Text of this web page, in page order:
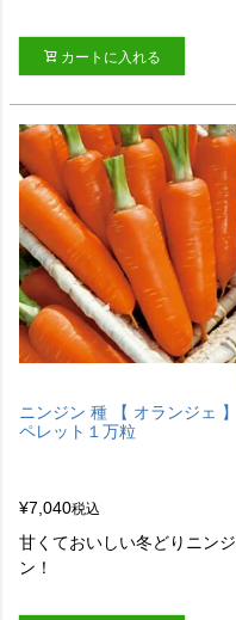
カートに入れる
ニンジン 種 【 オランジェ 】
ペレット１万粒
¥7,040税込
甘くておいしい冬どりニンジ
ン！